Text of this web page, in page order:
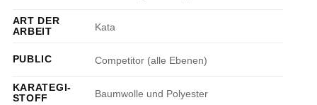
ART DER
ARBEIT
Kata
PUBLIC Competitor (alle Ebenen)
KARATEGI-
STOFF
Baumwolle und Polyester